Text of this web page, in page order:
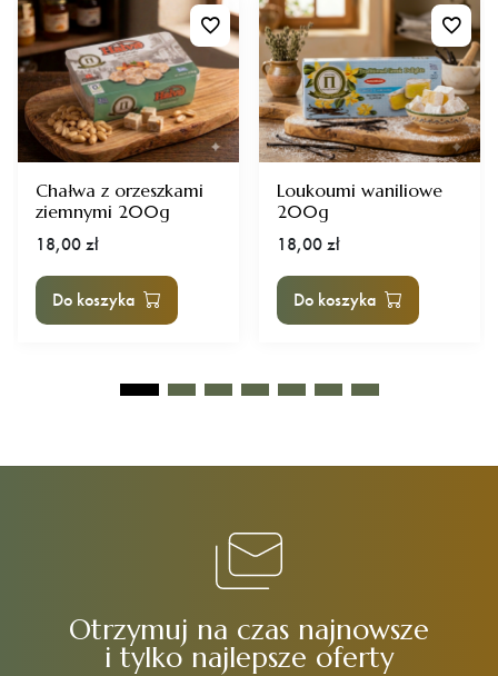
Chałwa z orzeszkami
ziemnymi 200g
18,00 zł
Do koszyka
Loukoumi waniliowe
200g
18,00 zł
Do koszyka
Otrzymuj na czas najnowsze
i tylko najlepsze oferty